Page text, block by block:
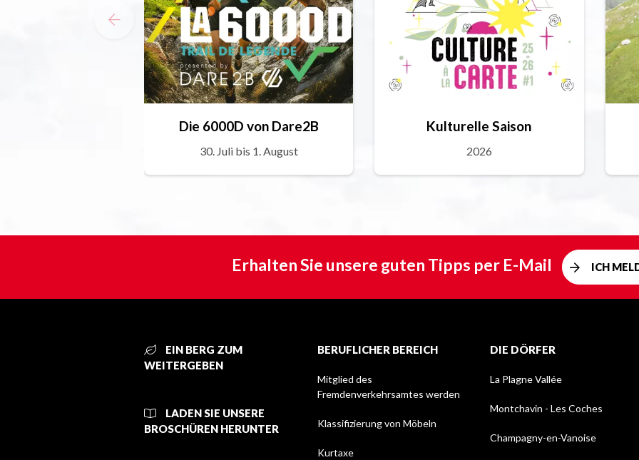
Die 6000D von Dare2B
30. Juli bis 1. August
Kulturelle Saison
2026
Erhalten Sie unsere guten Tipps per E-Mail ICH
EIN BERG ZUM
WEITERGEBEN
LADEN SIE UNSERE
BROSCHÜREN HERUNTER
BERUFLICHER BEREICH
Mitglied des
Fremdenverkehrsamtes werden
Klassifizierung von Möbeln
Kurtaxe
DIE DÖRFER
La Plagne Vallée
Montchavin - Les Coches
Champagny-en-Vanoise